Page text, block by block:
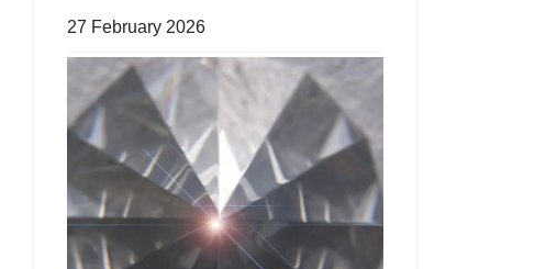
27 February 2026